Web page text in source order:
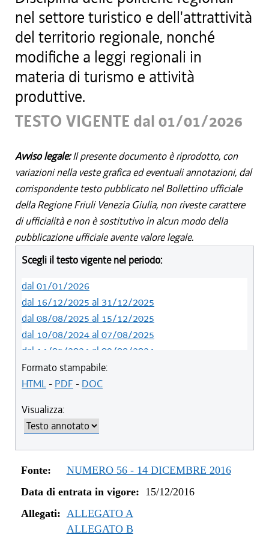
nel settore turistico e dell'attrattività
del territorio regionale, nonché
modifiche a leggi regionali in
materia di turismo e attività
produttive.
TESTO VIGENTE dal 01/01/2026
Avviso legale:Il presente documento è riprodotto, con
variazioni nella veste grafica ed eventuali annotazioni, dal
corrispondente testo pubblicato nel Bollettino ufficiale
della Regione Friuli Venezia Giulia, non riveste carattere
di ufficialità e non è sostitutivo in alcun modo della
pubblicazione ufficiale avente valore legale.
Scegli il testo vigente nel periodo:
dal 01/01/2026
dal 16/12/2025 al 31/12/2025
dal 08/08/2025 al 15/12/2025
dal 10/08/2024 al 07/08/2025
dal 14/05/2024 al 09/08/2024
dal 01/01/2024 al 13/05/2024
dal 31/10/2023 al 31/12/2023
dal 07/03/2023 al 11/08/2023
dal 01/01/2023 al 06/03/2023
dal 09/08/2022 al 31/12/2022
dal 01/01/2022 al 08/08/2022
dal 06/11/2021 al 09/12/2021
dal 27/10/2021 al 05/11/2021
dal 20/05/2021 al 26/10/2021
Formato stampabile:
HTML- PDF - DOC
Visualizza:
Fonte:
NUMERO 56 - 14 DICEMBRE 2016
Data di entrata in vigore: 15/12/2016
Allegati: ALLEGATO A
ALLEGATO B